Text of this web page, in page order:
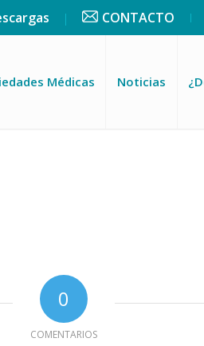
CONTACTO
Médicas Noticias
0
COMENTARIOS